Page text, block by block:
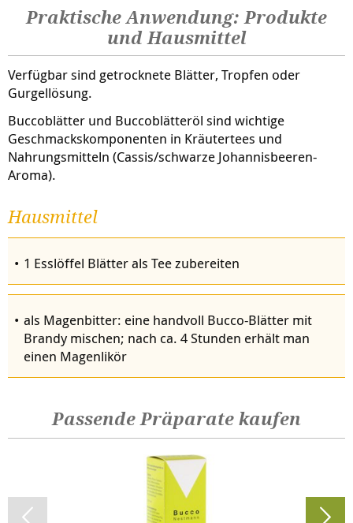
Praktische Anwendung: Produkte
und Hausmittel
Verfügbar sind getrocknete Blätter, Tropfen oder
Gurgellösung.
Buccoblätter und Buccoblätteröl sind wichtige
Geschmackskomponenten in Kräutertees und
Nahrungsmitteln (Cassis/schwarze Johannisbeeren-
Aroma).
Hausmittel
1 Esslöffel Blätter als Tee zubereiten
als Magenbitter: eine handvoll Bucco-Blätter mit
Brandy mischen; nach ca. 4 Stunden erhält man
einen Magenlikör
Passende Präparate kaufen